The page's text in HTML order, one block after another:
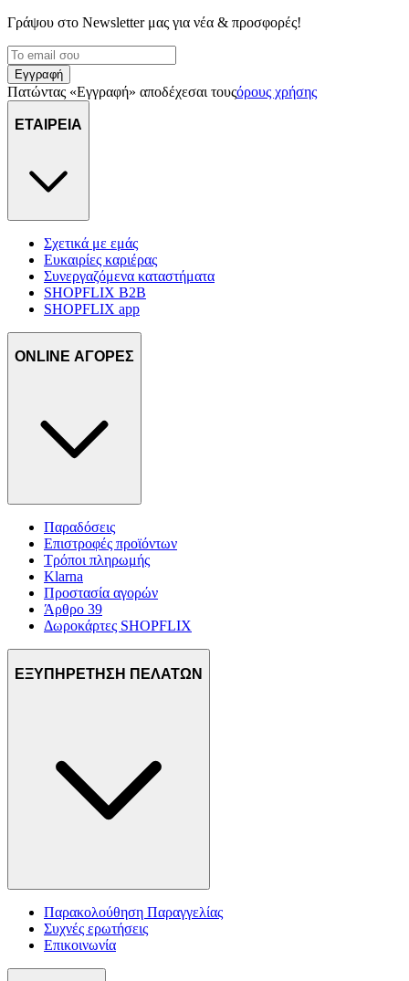
Γράψου στο Νewsletter μας για νέα & προσφορές!
Εγγραφή
Πατώντας «Εγγραφή» αποδέχεσαι τουςόρους χρήσης
ΕΤΑΙΡΕΙΑ
Σχετικά με εμάς
Ευκαιρίες καριέρας
Συνεργαζόμενα καταστήματα
SHOPFLIX B2B
SHOPFLIX app
ONLINE ΑΓΟΡΕΣ
Παραδόσεις
Επιστροφές προϊόντων
Τρόποι πληρωμής
Klarna
Προστασία αγορών
Άρθρο 39
Δωροκάρτες SHOPFLIX
ΕΞΥΠΗΡΕΤΗΣΗ ΠΕΛΑΤΩΝ
Παρακολούθηση Παραγγελίας
Συχνές ερωτήσεις
Επικοινωνία